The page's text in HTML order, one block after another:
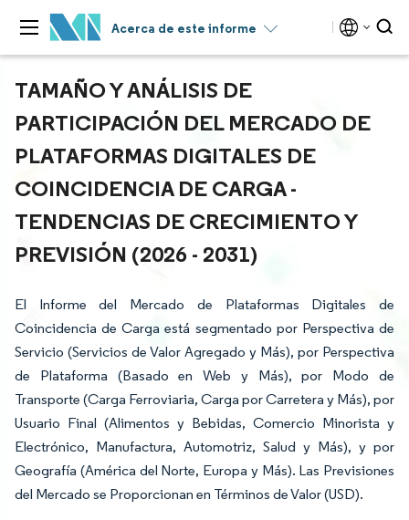
Acerca de este informe
TAMAÑO Y ANÁLISIS DE
PARTICIPACIÓN DEL MERCADO DE
PLATAFORMAS DIGITALES DE
COINCIDENCIA DE CARGA -
TENDENCIAS DE CRECIMIENTO Y
PREVISIÓN (2026 - 2031)
El Informe del Mercado de Plataformas Digitales de
Coincidencia de Carga está segmentado por Perspectiva de
Servicio (Servicios de Valor Agregado y Más), por Perspectiva
de Plataforma (Basado en Web y Más), por Modo de
Transporte (Carga Ferroviaria, Carga por Carretera y Más), por
Usuario Final (Alimentos y Bebidas, Comercio Minorista y
Electrónico, Manufactura, Automotriz, Salud y Más), y por
Geografía (América del Norte, Europa y Más). Las Previsiones
del Mercado se Proporcionan en Términos de Valor (USD).